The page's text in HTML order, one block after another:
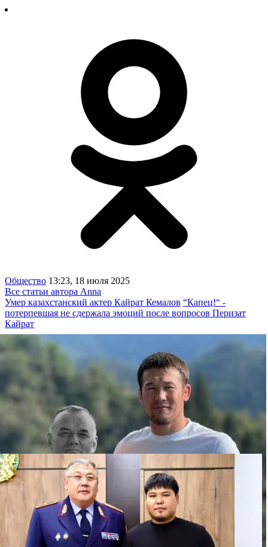
Общество 13:23, 18 июля 2025
Все статьи автора Anna
Умер казахстанский актер Кайрат Кемалов “Капец!“ -
потерпевшая не сдержала эмоций после вопросов Перизат
Кайрат